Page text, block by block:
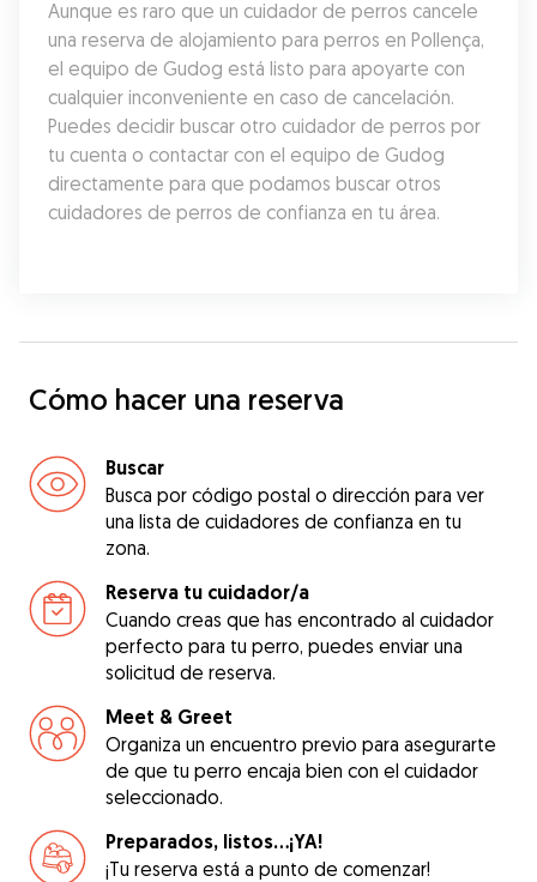
Aunque es raro que un cuidador de perros cancele
una reserva de alojamiento para perros en Pollença,
el equipo de Gudog está listo para apoyarte con
cualquier inconveniente en caso de cancelación.
Puedes decidir buscar otro cuidador de perros por
tu cuenta o contactar con el equipo de Gudog
directamente para que podamos buscar otros
cuidadores de perros de confianza en tu área.
Cómo hacer una reserva
Buscar
Busca por código postal o dirección para ver
una lista de cuidadores de confianza en tu
zona.
Reserva tu cuidador/a
Cuando creas que has encontrado al cuidador
perfecto para tu perro, puedes enviar una
solicitud de reserva.
Meet & Greet
Organiza un encuentro previo para asegurarte
de que tu perro encaja bien con el cuidador
seleccionado.
Preparados, listos...¡YA!
¡Tu reserva está a punto de comenzar!